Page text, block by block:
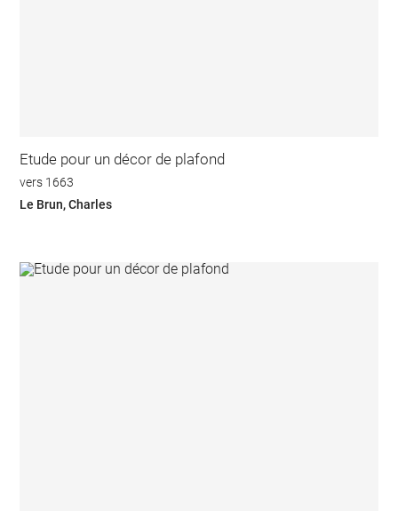
Etude pour un décor de plafond
vers 1663
Le Brun, Charles